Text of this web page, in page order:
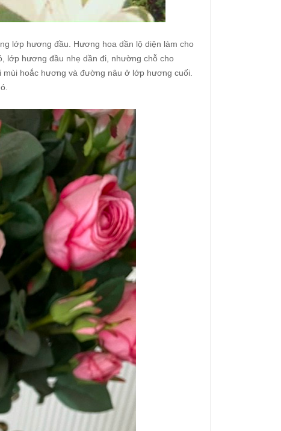
lớp hương đầu. Hương hoa dần lộ diện làm cho
lớp hương đầu nhẹ dần đi, nhường chỗ cho
hoắc hương và đường nâu ở lớp hương cuối.